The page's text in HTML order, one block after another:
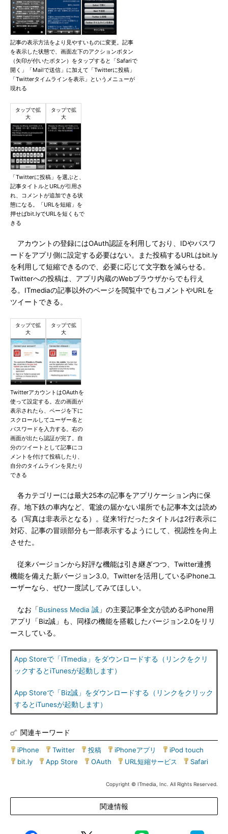
記事の表示方法をより見やすいものに変更。記事
を表示した状態で、画面左下のアクションボタン
（矢印が付いたボタン）をタップすると「Safariで
開く」「Mailで送信」に加えて「Twitterに投稿」
「Twitterタイムラインを表示」というメニューが
現れる
「Twitterに投稿」を選ぶと、
記事タイトルとURLが引用さ
れ、コメントが追加できる状
態になる。「URLを短縮」を
押せばbit.lyでURLを短くもで
きる
アカウントの登録にはOAuth認証を利用しており、IDやパスワ
ードをアプリ側に設定する必要はない。また投稿するURLはbit.ly
を利用して短縮できるので、必要に応じて文字数を減らせる。
Twitterへの投稿は、アプリ内蔵のWebブラウザからでも行え
る。ITmediaの記事以外のページを閲覧中でもコメントやURLを
ツイートできる。
TwitterアカウントはOAuthを
使って設定する。左の画面が
表示されたら、ページを下に
スクロールしてユーザー名と
パスワードを入力する。右の
画面が出たら認証が完了。自
分のツイートとして記事にコ
メントを付けて投稿したり、
自分のタイムラインを見たり
できる
各カテゴリーには最大25本の記事をアプリケーション内に保
存。地下鉄の車内など、電波の届かない場所でも記事本文は読め
る（写真は非表示となる）。従来1行だったタイトルは2行表示に
対応、記事の冒頭部分も一部表示するようにして、視認性を向上
させた。
従来バージョンから好評な機能は引き継ぎつつ、Twitter連携
機能を備えた新バージョン3.0。Twitterを活用しているiPhoneユ
ーザーなら、ぜひ一度試してみてほしい。
なお「Business Media 誠 」の主要記事全文が読めるiPhone用
アプリ「Biz誠」も、同様の機能を搭載したバージョン2.0をリリ
ースしている。
App Storeで「ITmedia」をダウンロードする（リンクをクリ
ックするとiTunesが起動します）
App Storeで「Biz誠」をダウンロードする（リンクをクリック
するとiTunesが起動します）
関連キーワード
iPhone Twitter 投稿 iPhoneアプリ iPod touch
bit.ly
App Store OAuth URL短縮サービス Safari
Copyright © ITmedia, Inc. All Rights Reserved.
関連情報